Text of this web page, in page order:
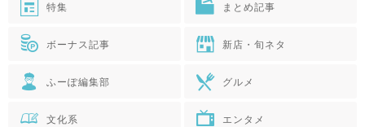
特集 まとめ記事
ボーナス記事 新店・旬ネタ
ふーぽ編集部 グルメ
文化系 エンタメ